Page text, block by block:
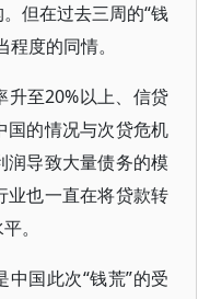
但在过去三周的“钱
度的同情。
升至20%以上、信贷
国的情况与次贷危机
润导致大量债务的模
业也一直在将贷款转
。
国此次“钱荒”的受